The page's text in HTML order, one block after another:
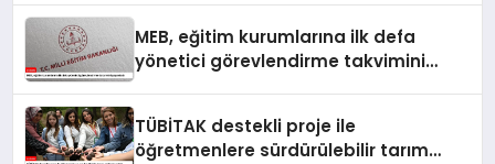
MEB, eğitim kurumlarına ilk defa
yönetici görevlendirme takvimini
TÜBİTAK destekli proje ile
öğretmenlere sürdürülebilir tarım